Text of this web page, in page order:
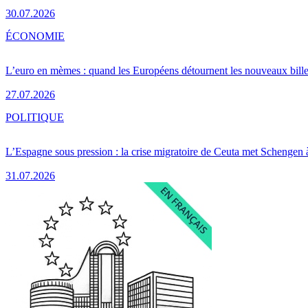
30.07.2026
L’euro en mèmes : quand les Européens détournent les nouveaux
27.07.2026
ÉCONOMIE
L’Espagne sous pression : la crise migratoire de Ceuta met Schengen
31.07.2026
POLITIQUE